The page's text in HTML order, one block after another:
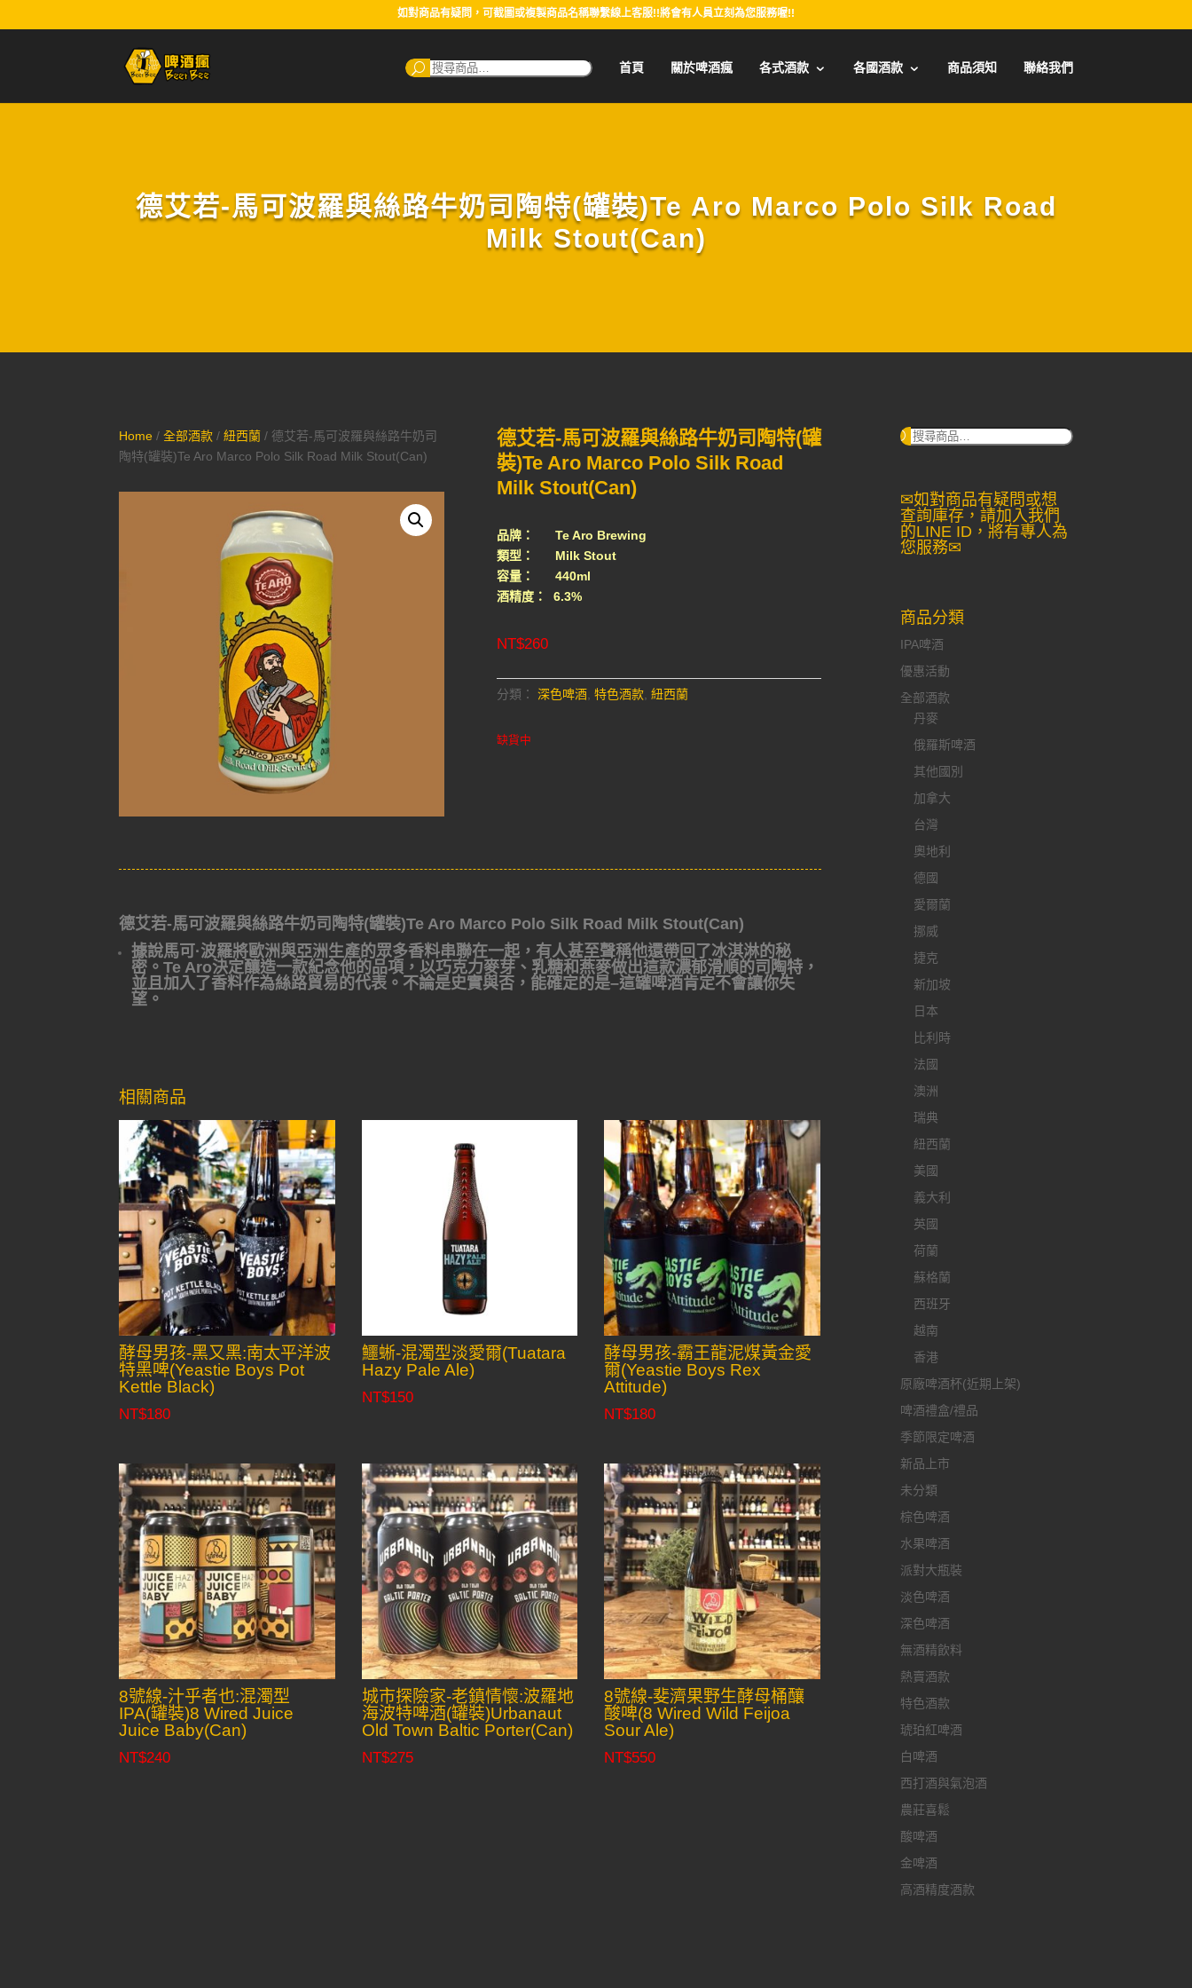
如對商品有疑問，可截圖或複製商品名稱聯繫線上客服!!將會有人員立刻為您服務喔!!
搜
尋：
首頁 關於啤酒瘋 各式酒款 各國酒款 商品須知 聯絡我們
德艾若-馬可波羅與絲路牛奶司陶特(罐裝)Te Aro Marco Polo Silk Road
Milk Stout(Can)
Home /全部酒款 /紐西蘭 / 德艾若-馬可波羅與絲路牛奶司
陶特(罐裝)Te Aro Marco Polo Silk Road Milk Stout(Can)
德艾若-馬可波羅與絲路牛奶司陶特(罐
裝)Te Aro Marco Polo Silk Road
Milk Stout(Can)
品牌： Te Aro Brewing
類型： Milk Stout
容量： 440ml
酒精度： 6.3%
NT$260
分類： 深色啤酒, 特色酒款, 紐西蘭
缺貨中
德艾若-馬可波羅與絲路牛奶司陶特(罐裝)Te Aro Marco Polo Silk Road Milk Stout(Can)
據說馬可·波羅將歐洲與亞洲生產的眾多香料串聯在一起，有人甚至聲稱他還帶回了冰淇淋的秘
密。Te Aro決定釀造一款紀念他的品項，以巧克力麥芽、乳糖和燕麥做出這款濃郁滑順的司陶特，
並且加入了香料作為絲路貿易的代表。不論是史實與否，能確定的是–這罐啤酒肯定不會讓你失
望。
相關商品
酵母男孩-黑又黑:南太平洋波
特黑啤(Yeastie Boys Pot
Kettle Black)
NT$180
鱷蜥-混濁型淡愛爾(Tuatara
Hazy Pale Ale)
NT$150
酵母男孩-霸王龍泥煤黃金愛
爾(Yeastie Boys Rex
Attitude)
NT$180
8號線-汁乎者也:混濁型
IPA(罐裝)8 Wired Juice
Juice Baby(Can)
NT$240
城市探險家-老鎮情懷:波羅地
海波特啤酒(罐裝)Urbanaut
Old Town Baltic Porter(Can)
NT$275
8號線-斐濟果野生酵母桶釀
酸啤(8 Wired Wild Feijoa
Sour Ale)
NT$550
搜
✉如對商品有疑問或想
查詢庫存，請加入我們
的LINE ID，將有專人為
您服務✉
商品分類
IPA啤酒
優惠活動
全部酒款
丹麥
俄羅斯啤酒
其他國別
加拿大
台灣
奧地利
德國
愛爾蘭
挪威
捷克
新加坡
日本
比利時
法國
澳洲
瑞典
紐西蘭
美國
義大利
英國
荷蘭
蘇格蘭
西班牙
越南
香港
原廠啤酒杯(近期上架)
啤酒禮盒/禮品
季節限定啤酒
新品上市
未分類
棕色啤酒
水果啤酒
派對大瓶裝
淡色啤酒
深色啤酒
無酒精飲料
熱賣酒款
特色酒款
琥珀紅啤酒
白啤酒
西打酒與氣泡酒
農莊喜鬆
酸啤酒
金啤酒
高酒精度酒款